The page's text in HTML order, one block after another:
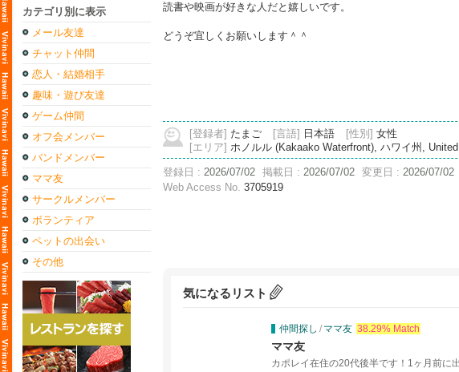
カテゴリ別に表示
メール友達
チャット仲間
恋人・結婚相手
趣味・遊び友達
ゲーム仲間
オフ会メンバー
バンドメンバー
ママ友
サークルメンバー
ボランティア
ペットの出会い
その他
読書や映画が好きな人だと嬉しいです。
どうぞ宜しくお願いします＾＾
[登録者] たまご [言語] 日本語 [性別] 女性
[エリア] ホノルル (Kakaako Waterfront), ハワイ州,
登録日 : 2026/07/02 掲載日 : 2026/07/02 変更日 : 2026/07/02
Web Access No. 3705919
気になるリスト
仲間探し / ママ友 38.29% Match
ママ友
カポレイ在住の20代後半です！1ヶ月前に